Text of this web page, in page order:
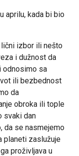
aprilu, kada bi bio
izbor ili nešto
i dužnost da
odnosimo sa
ili bezbednost
da
obroka ili tople
svaki dan
da se nasmejemo
planeti zaslužuje
proživljava u